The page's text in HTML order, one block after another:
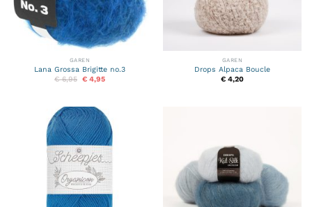
GAREN
Lana Grossa Brigitte no.3
€6,95 Oorspronkelijke
prijs
€ 4,95Huidige
GAREN
Drops Alpaca Boucle
€ 4,20